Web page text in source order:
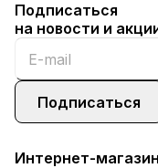
Подписаться
на новости и
Подписаться
Интернет-магазин